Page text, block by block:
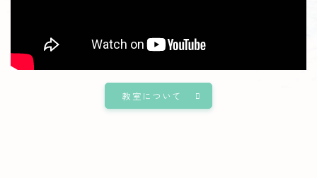
教室について